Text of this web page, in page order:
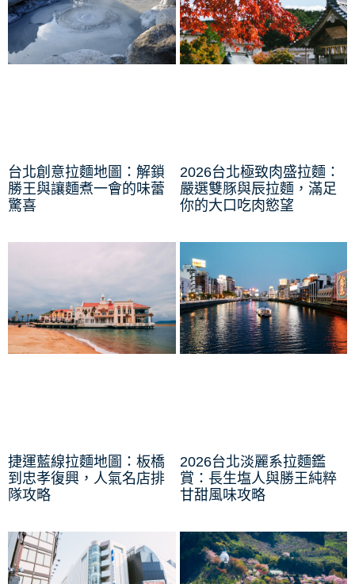
台北創意拉麵地圖：解鎖
勝王與讓麵煮一會的味蕾
驚喜
2026台北極致肉盛拉麵：
嚴選雙豚與辰拉麵，滿足
你的大口吃肉慾望
捷運藍線拉麵地圖：板橋
到忠孝復興，人氣名店排
隊攻略
2026台北淡麗系拉麵鑑
賞：長生塩人與勝王純粹
甘甜風味攻略